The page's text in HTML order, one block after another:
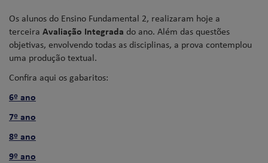
Os alunos do Ensino Fundamental 2, realizaram hoje a
terceira Avaliação Integrada do ano. Além das questões
objetivas, envolvendo todas as disciplinas, a prova contemplou
uma produção textual.
Confira aqui os gabaritos:
6º ano
7º ano
8º ano
9º ano